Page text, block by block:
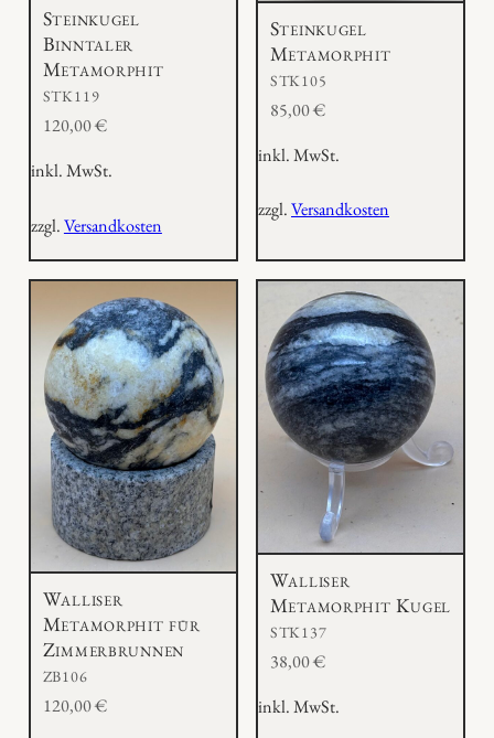
Steinkugel
Binntaler
Metamorphit
STK119
120,00€
inkl. MwSt.
zzgl.Versandkosten
Steinkugel
Metamorphit
STK105
85,00€
inkl. MwSt.
zzgl.Versandkosten
Walliser
Metamorphit für
Zimmerbrunnen
ZB106
120,00€
Walliser
Metamorphit Kugel
STK137
38,00€
inkl. MwSt.